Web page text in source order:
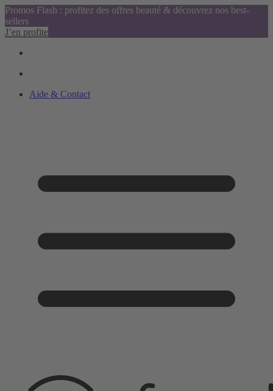
Promos Flash : profitez des offres beauté & découvrez nos best-
sellers
J’en profite
Aide & Contact